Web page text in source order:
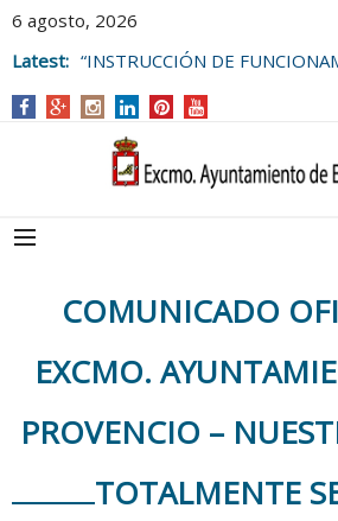
6 agosto, 2026
Latest: “INSTRUCCIÓN DE
AYUNTAMIENTO DE EL
COMUNICADO
EXCMO.
PROVENCIO –
TOTALMENTE